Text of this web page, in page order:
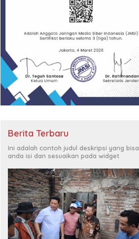
Berita Terbaru
Ini adalah contoh judul deskripsi yang bisa
anda isi dan sesuaikan pada widget